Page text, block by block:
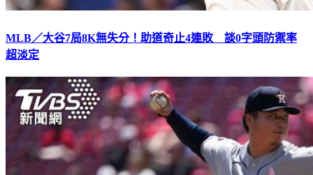
MLB／大谷7局8K無失分！助道奇止4連敗 談0字頭防禦率
超淡定